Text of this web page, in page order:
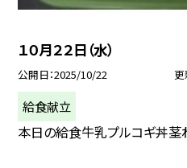
１０月２２日（水）
公開日 2025/10/22 更
給食献立
本日の給食牛乳プルコギ丼茎